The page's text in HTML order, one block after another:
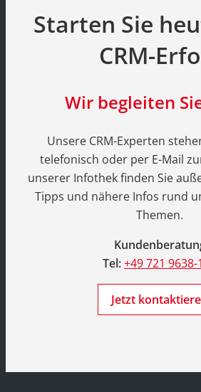
Starten Sie
CRM-
Wir begleiten
Unsere CRM-Experten
telefonisch oder per E-Mail
unserer Infothek finden Sie
Tipps und nähere Infos rund
Themen.
Tel:+49 721 9638-
Jetzt